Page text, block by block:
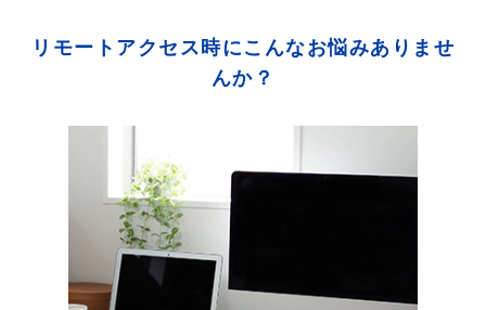
リモートアクセス時にこんなお悩みありませ
んか？